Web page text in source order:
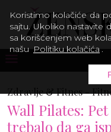
Zdravlje & Fitnes -
Wall Pilates:
trebalo da ga
Koristimo kolačiće da
sajtu. Ukoliko nastavite
sa korišćenjem web
našu Politiku kolačića .